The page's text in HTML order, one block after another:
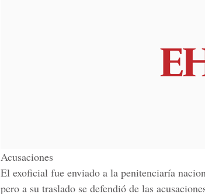
Acusaciones
El exoficial fue enviado a la penitenciaría
pero a su traslado se defendió de las